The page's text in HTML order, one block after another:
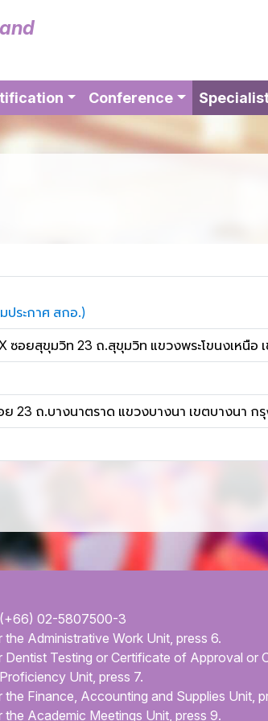
Conference
ระกาศ สกอ.)
อยสุขุมวิท 23 ถ.สุขุมวิท แขวงพระโขนงเหนือ
23 ถ.บางนาตราด แขวงบางนา เขตบางนา ก
(+66) 02-5807500-3
the Administrative Work Unit, press 6.
Dentist Testing or Certificate of Approval or
Unit, press 7.
the Finance, Accounting and Supplies Unit,
the Academic Meetings Unit, press 9.